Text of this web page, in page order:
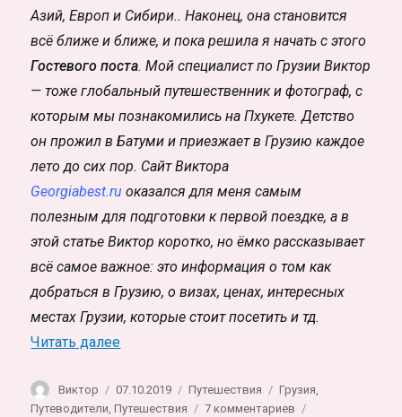
Азий, Европ и Сибири.. Наконец, она становится
всё ближе и ближе, и пока решила я начать с этого
Гостевого поста. Мой специалист по Грузии Виктор
— тоже глобальный путешественник и фотограф, с
которым мы познакомились на Пхукете. Детство
он прожил в Батуми и приезжает в Грузию каждое
лето до сих пор. Сайт Виктора
Georgiabest.ru оказался для меня самым
полезным для подготовки к первой поездке, а в
этой статье Виктор коротко, но ёмко рассказывает
всё самое важное: это информация о том как
добраться в Грузию, о визах, ценах, интересных
местах Грузии, которые стоит посетить и тд.
Читать далее«Куда поехать в Грузии.
Автор
Виктор Опубликовано
07.10.2019 Рубрики
Путешествия Метки
Грузия
Путеводители,Путешествия 7 комментариев